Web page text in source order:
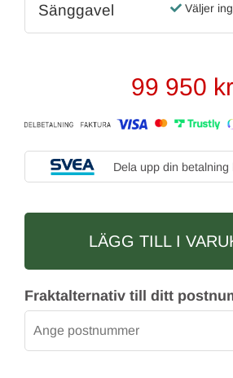
Sänggavel Väljer
99 950 kr
Dela upp din betalning
LÄGG TILL I
Fraktalternativ till ditt